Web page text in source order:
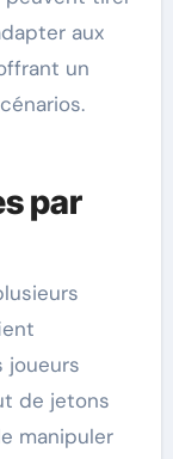
aux
un
par
joueurs
de jetons
manipuler